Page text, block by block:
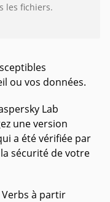
les fichiers.
ou vos données.
Lab
une version
a été vérifiée par
sécurité de votre
à partir